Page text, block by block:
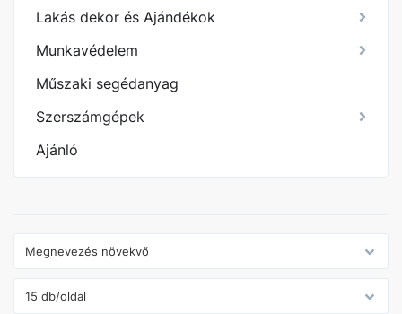
Lakás dekor és Ajándékok
Munkavédelem
Műszaki segédanyag
Szerszámgépek
Ajánló